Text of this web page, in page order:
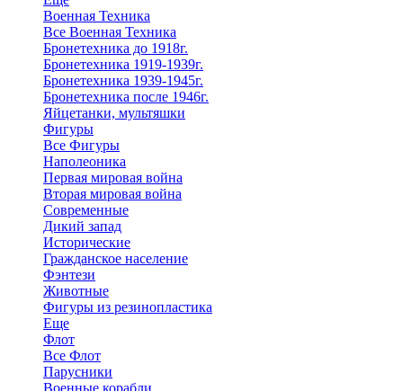
Военная Техника
Все Военная Техника
Бронетехника до 1918г.
Бронетехника 1919-1939г.
Бронетехника 1939-1945г.
Бронетехника после 1946г.
Яйцетанки, мультяшки
Фигуры
Все Фигуры
Наполеоника
Первая мировая война
Вторая мировая война
Современные
Дикий запад
Исторические
Гражданское население
Фэнтези
Животные
Фигуры из резинопластика
Еще
Флот
Все Флот
Парусники
Военные корабли